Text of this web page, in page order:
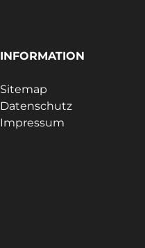
INFORMATION
Sitemap
Datenschutz
Impressum